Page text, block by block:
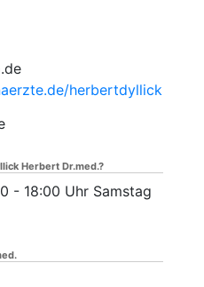
herbertdyllick
Herbert Dr.med.?
- 18:00 Uhr Samstag